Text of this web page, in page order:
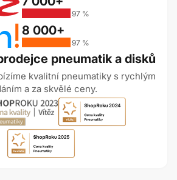
pneumatik a disků
kvalitní pneumatiky s rychlým
a za skvělé ceny.
97 %
8 000+
97 %